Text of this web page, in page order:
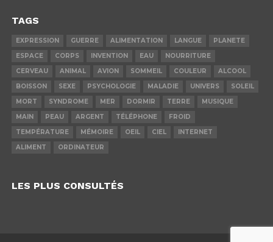
TAGS
EXPRESSION GUERRE ALIMENTATION LANGUE
PLANETE
ESPACE
CORPS INVENTION EAU
NOURRITURE
CERVEAU
ANIMAL AVION SOMMEIL COULEUR
ALCOOL
BOISSON
SEXE PSYCHOLOGIE MALADIE UNIVERS
SOLEIL
MORT
SYNDROME MER DORMIR TERRE
MUSIQUE
MAIN
PEAU ARGENT TÉLÉPHONE
FROID
TEMPÉRATURE
MÉMOIRE OEIL CIEL
INTERNET
ALIMENT
ORDINATEUR
LES PLUS CONSULTÉS